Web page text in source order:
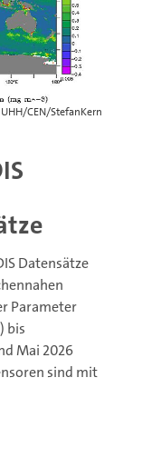
CEN/StefanKern
Datensätze
Parameter
bis
Mai 2026
sind mit